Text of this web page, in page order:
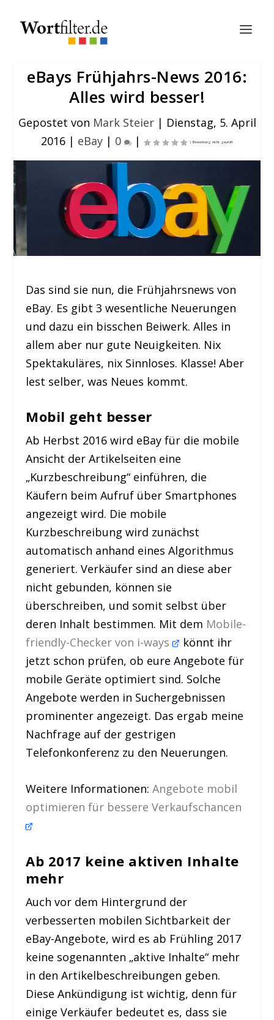
eBays Frühjahrs-News 2016:
Alles wird besser!
Gepostet von Mark Steier| Dienstag, 5. April
2016 | eBay | 0 |
Das sind sie nun, die Frühjahrsnews von
eBay. Es gibt 3 wesentliche Neuerungen
und dazu ein bisschen Beiwerk. Alles in
allem aber nur gute Neuigkeiten. Nix
Spektakuläres, nix Sinnloses. Klasse! Aber
lest selber, was Neues kommt.
Mobil geht besser
Ab Herbst 2016 wird eBay für die mobile
Ansicht der Artikelseiten eine
„Kurzbeschreibung“ einführen, die
Käufern beim Aufruf über Smartphones
angezeigt wird. Die mobile
Kurzbeschreibung wird zunächst
automatisch anhand eines Algorithmus
generiert. Verkäufer sind an diese aber
nicht gebunden, können sie
überschreiben, und somit selbst über
deren Inhalt bestimmen. Mit dem Mobile-
friendly-Checker von i-ways
könnt ihr
jetzt schon prüfen, ob eure Angebote für
mobile Geräte optimiert sind. Solche
Angebote werden in Suchergebnissen
prominenter angezeigt. Das ergab meine
Nachfrage auf der gestrigen
Telefonkonferenz zu den Neuerungen.
Weitere Informationen: Angebote mobil
optimieren für bessere Verkaufschancen
Ab 2017 keine aktiven Inhalte
mehr
Auch vor dem Hintergrund der
verbesserten mobilen Sichtbarkeit der
eBay-Angebote, wird es ab Frühling 2017
keine sogenannten „aktive Inhalte“ mehr
in den Artikelbeschreibungen geben.
Diese Ankündigung ist wichtig, denn für
einige Verkäufer bedeutet es, dass sie